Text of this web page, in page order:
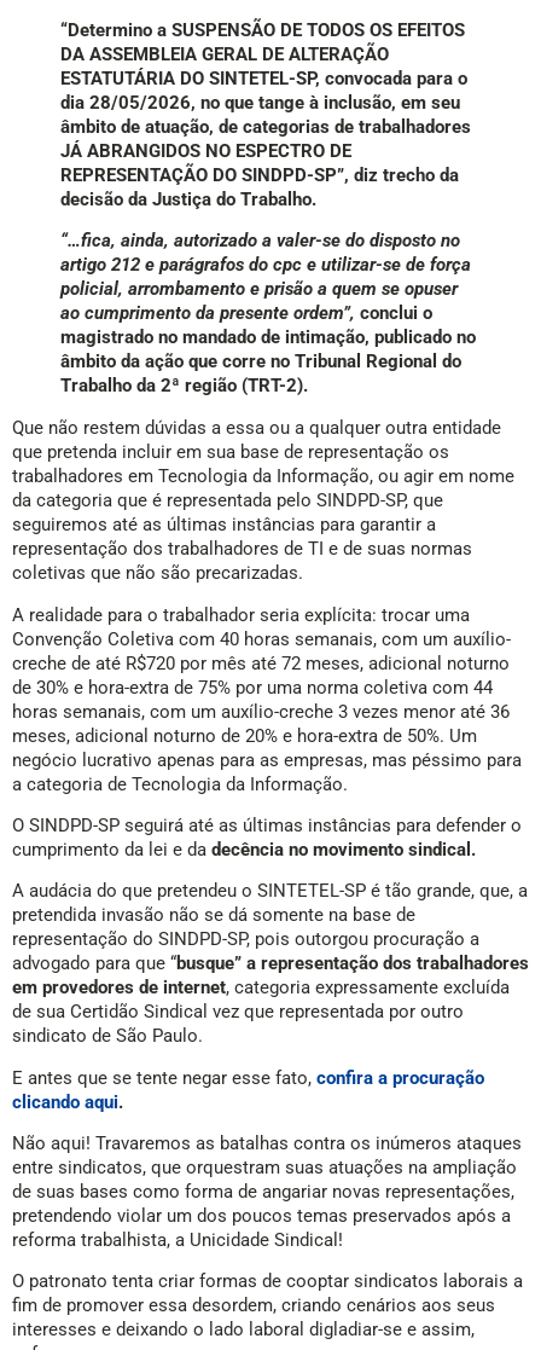
“Determino a SUSPENSÃO DE TODOS OS EFEITOS
DA ASSEMBLEIA GERAL DE ALTERAÇÃO
ESTATUTÁRIA DO SINTETEL-SP, convocada para o
dia 28/05/2026, no que tange à inclusão, em seu
âmbito de atuação, de categorias de trabalhadores
JÁ ABRANGIDOS NO ESPECTRO DE
REPRESENTAÇÃO DO SINDPD-SP”, diz trecho da
decisão da Justiça do Trabalho.
“…fica, ainda, autorizado a valer-se do disposto no
artigo 212 e parágrafos do cpc e utilizar-se de força
policial, arrombamento e prisão a quem se opuser
ao cumprimento da presente ordem”, conclui o
magistrado no mandado de intimação, publicado no
âmbito da ação que corre no Tribunal Regional do
Trabalho da 2ª região (TRT-2).
Que não restem dúvidas a essa ou a qualquer outra entidade
que pretenda incluir em sua base de representação os
trabalhadores em Tecnologia da Informação, ou agir em nome
da categoria que é representada pelo SINDPD-SP, que
seguiremos até as últimas instâncias para garantir a
representação dos trabalhadores de TI e de suas normas
coletivas que não são precarizadas.
A realidade para o trabalhador seria explícita: trocar uma
Convenção Coletiva com 40 horas semanais, com um auxílio-
creche de até R$720 por mês até 72 meses, adicional noturno
de 30% e hora-extra de 75% por uma norma coletiva com 44
horas semanais, com um auxílio-creche 3 vezes menor até 36
meses, adicional noturno de 20% e hora-extra de 50%. Um
negócio lucrativo apenas para as empresas, mas péssimo para
a categoria de Tecnologia da Informação.
O SINDPD-SP seguirá até as últimas instâncias para defender o
cumprimento da lei e da decência no movimento sindical.
A audácia do que pretendeu o SINTETEL-SP é tão grande, que, a
pretendida invasão não se dá somente na base de
representação do SINDPD-SP, pois outorgou procuração a
advogado para que “busque” a representação dos trabalhadores
em provedores de internet, categoria expressamente excluída
de sua Certidão Sindical vez que representada por outro
sindicato de São Paulo.
E antes que se tente negar esse fato, confira a procuração
clicando aqui.
Não aqui! Travaremos as batalhas contra os inúmeros ataques
entre sindicatos, que orquestram suas atuações na ampliação
de suas bases como forma de angariar novas representações,
pretendendo violar um dos poucos temas preservados após a
reforma trabalhista, a Unicidade Sindical!
O patronato tenta criar formas de cooptar sindicatos laborais a
fim de promover essa desordem, criando cenários aos seus
interesses e deixando o lado laboral digladiar-se e assim,